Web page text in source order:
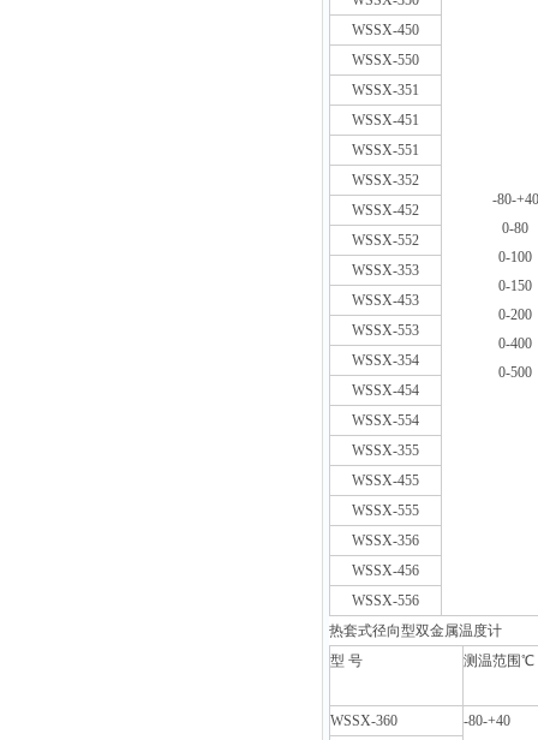
-80-+40
0-80
0-100
0-150
0-200
0-400
0-500
WSSX-450
WSSX-550
WSSX-351
WSSX-451
WSSX-551
WSSX-352
WSSX-452
WSSX-552
WSSX-353
WSSX-453
WSSX-553
WSSX-354
WSSX-454
WSSX-554
WSSX-355
WSSX-455
WSSX-555
WSSX-356
WSSX-456
WSSX-556
热套式径向型双金属温度计
型 号
测温范围℃
WSSX-360
-80-+40